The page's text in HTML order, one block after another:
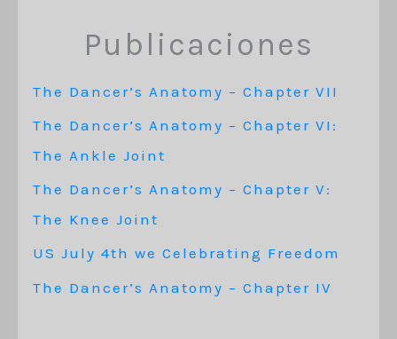
Publicaciones
The Dancer’s Anatomy – Chapter VII
The Dancer’s Anatomy – Chapter VI:
The Ankle Joint
The Dancer’s Anatomy – Chapter V:
The Knee Joint
US July 4th we Celebrating Freedom
The Dancer’s Anatomy – Chapter IV